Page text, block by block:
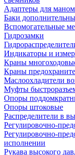
Адаптеры для
Баки
Вспомогательные
Гидрозамки
Индикаторы и
Краны
Краны
Маслоохладители
Муфты
Опоры
Опоры штоковые
Распределители в
Регулировочно-
Регулировочно-
исполнении
Рукава высокого